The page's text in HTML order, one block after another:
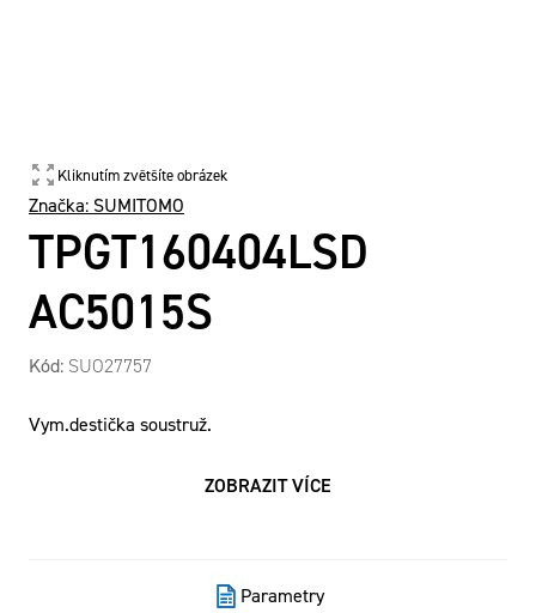
Kliknutím zvětšíte obrázek
TPGT160404LSD
AC5015S
Značka: SUMITOMO
Kód: SUO27757
Vym.destička soustruž.
ZOBRAZIT VÍCE
Parametry